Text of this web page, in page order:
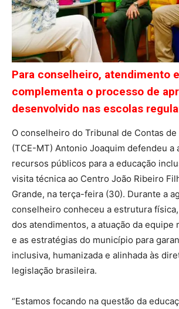
Para conselheiro, atendimento
complementa o processo de
desenvolvido nas escolas
O conselheiro do Tribunal de Contas de
(TCE-MT) Antonio Joaquim defendeu a
recursos públicos para a educação
visita técnica ao Centro João Ribeiro
Grande, na terça-feira (30). Durante a
conselheiro conheceu a estrutura
dos atendimentos, a atuação da equipe
e as estratégias do município para
inclusiva, humanizada e alinhada às
legislação brasileira.
“Estamos focando na questão da